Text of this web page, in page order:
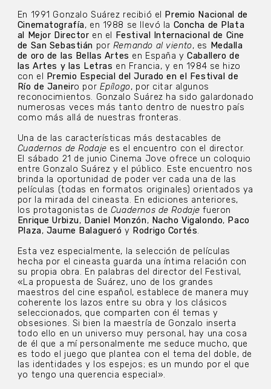
En 1991 Gonzalo Suárez recibió el
Premio Nacional de
Cinematografía, en 1988 se llevó la Concha de Plata
al Mejor Director en el
Festival Internacional de Cine
de San Sebastián por Remando al viento, es Medalla
de oro de las Bellas Artes en España yCaballero de
las Artes y las Letras en Francia, y en 1984 se hizo
con el
Premio Especial del Jurado en el Festival de
Río de Janeiro por Epílogo, por citar algunos
reconocimientos. Gonzalo Suárez ha sido galardonado
numerosas veces más tanto dentro de nuestro país
como más allá de nuestras fronteras.
Una de las características más destacables de
Cuadernos de Rodaje es el encuentro con el director.
El sábado 21 de junio Cinema Jove ofrece un coloquio
entre Gonzalo Suárez y el público. Este encuentro nos
brinda la oportunidad de poder ver cada una de las
películas (todas en formatos originales) orientados ya
por la mirada del cineasta. En ediciones anteriores,
los protagonistas de Cuadernos de Rodaje fueron
Enrique Urbizu, Daniel Monzón, Nacho Vigalondo, Paco
Plaza, Jaume Balagueró y Rodrigo Cortés.
Esta vez especialmente, la selección de películas
hecha por el cineasta guarda una íntima relación con
su propia obra. En palabras del director del Festival,
«La propuesta de Suárez, uno de los grandes
maestros del cine español, establece de manera muy
coherente los lazos entre su obra y los clásicos
seleccionados, que comparten con él temas y
obsesiones. Si bien la maestría de Gonzalo inserta
todo ello en un universo muy personal, hay una cosa
de él que a mí personalmente me seduce mucho, que
es todo el juego que plantea con el tema del doble, de
las identidades y los espejos; es un mundo por el que
yo tengo una querencia especial».